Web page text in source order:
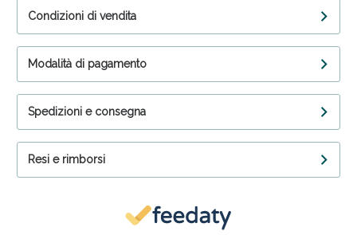
Condizioni di vendita
Modalità di pagamento
Spedizioni e consegna
Resi e rimborsi